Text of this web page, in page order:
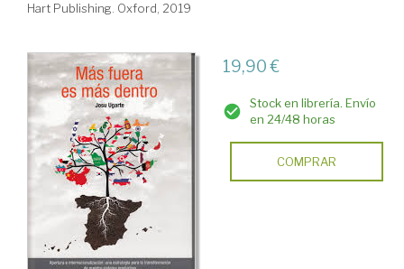
Hart Publishing. Oxford, 2019
19,90 €
Stock en librería. Envío
en 24/48 horas
COMPRAR